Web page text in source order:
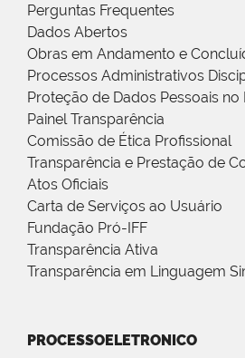
Perguntas Frequentes
Dados Abertos
Obras em Andamento e
Processos Administrativos
Proteção de Dados Pessoais no
Painel Transparência
Comissão de Ética Profissional
Transparência e Prestação de
Atos Oficiais
Carta de Serviços ao Usuário
Fundação Pró-IFF
Transparência Ativa
Transparência em Linguagem
PROCESSOELETRONICO